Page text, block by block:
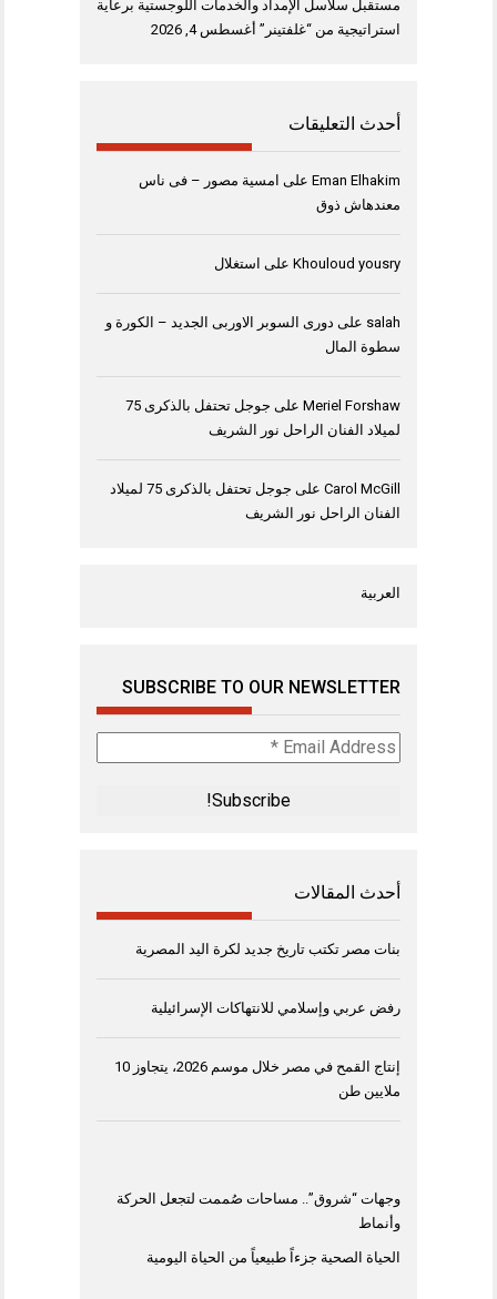
مستقبل سلاسل الإمداد والخدمات اللوجستية برعاية
استراتيجية من “غلفتينر” أغسطس 4, 2026
أحدث التعليقات
Eman Elhakim على امسية مصور – فى ناس
معندهاش ذوق
Khouloud yousry على استغلال
salah على دورى السوبر الاوربى الجديد – الكورة و
سطوة المال
Meriel Forshaw على
جوجل تحتفل بالذكرى 75
لميلاد الفنان الراحل نور الشريف
Carol McGill على
جوجل تحتفل بالذكرى 75 لميلاد
الفنان الراحل نور الشريف
العربية
SUBSCRIBE TO OUR NEWSLETTER
Email
Address
أحدث المقالات
بنات مصر تكتب تاريخ جديد لكرة اليد المصرية
رفض عربي وإسلامي للانتهاكات الإسرائيلية
إنتاج القمح في مصر خلال موسم 2026، يتجاوز 10
ملايين طن
وجهات “شروق”.. مساحات صُممت لتجعل الحركة
وأنماط
الحياة الصحية جزءاً طبيعياً من الحياة اليومية